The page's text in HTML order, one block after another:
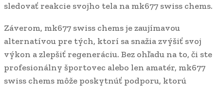
sledovať reakcie svojho tela na mk677 swiss chems.
Záverom, mk677 swiss chems je zaujímavou
alternatívou pre tých, ktorí sa snažia zvýšiť svoj
výkon a zlepšiť regeneráciu. Bez ohľadu na to, či ste
profesionálny športovec alebo len amatér, mk677
swiss chems môže poskytnúť podporu, ktorú